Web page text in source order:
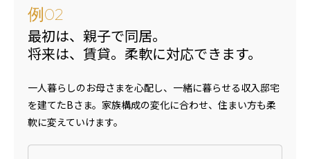
例02
最初は、親子で同居。
将来は、賃貸。柔軟に対応できます。
一人暮らしのお母さまを心配し、一緒に暮らせる収入邸宅
を建てたBさま。家族構成の変化に合わせ、住まい方も柔
軟に変えていけます。